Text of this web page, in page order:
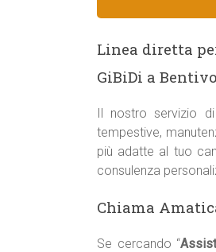
Linea diretta
GiBiDi a
Il nostro servizio di
tempestive,
più adatte al tuo
consulenza
Chiama
Se cercando “